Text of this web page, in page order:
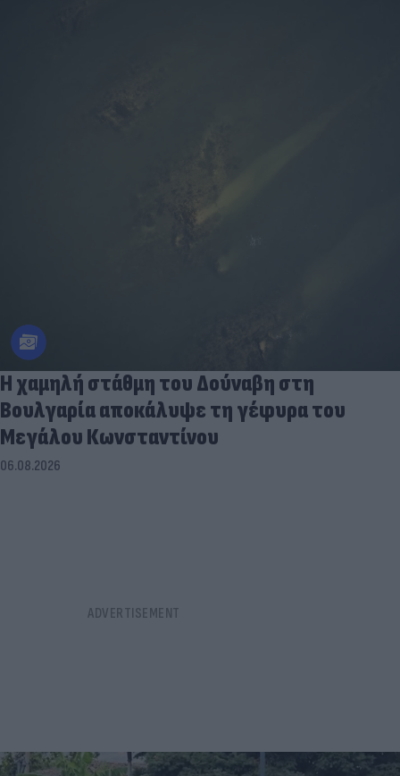
Η χαμηλή στάθμη του Δούναβη στη
Βουλγαρία αποκάλυψε τη γέφυρα του
Μεγάλου Κωνσταντίνου
06.08.2026